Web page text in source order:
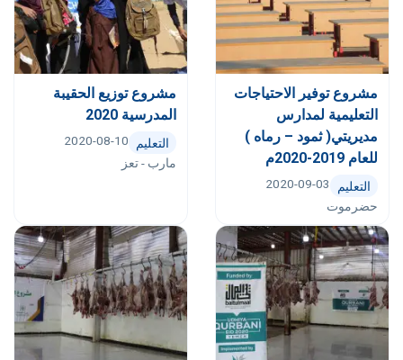
مشروع توفير الاحتياجات
التعليمية لمدارس
مديريتي( ثمود – رماه )
للعام 2019-2020م‬‬‬‬‬‬‬‬‬‬‬‬‬‬
التعليم
2020-09-03
حضرموت
مشروع توزيع الحقيبة
المدرسية 2020
التعليم
2020-08-10
مارب - تعز